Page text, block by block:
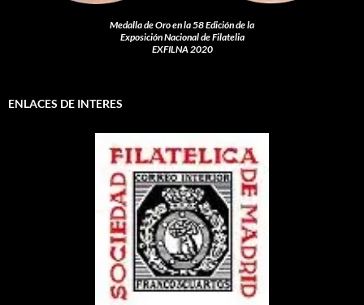
Medalla de Oro en la 58 Edición de la
Exposición Nacional de Filatelia
EXFILNA 2020
ENLACES DE INTERES